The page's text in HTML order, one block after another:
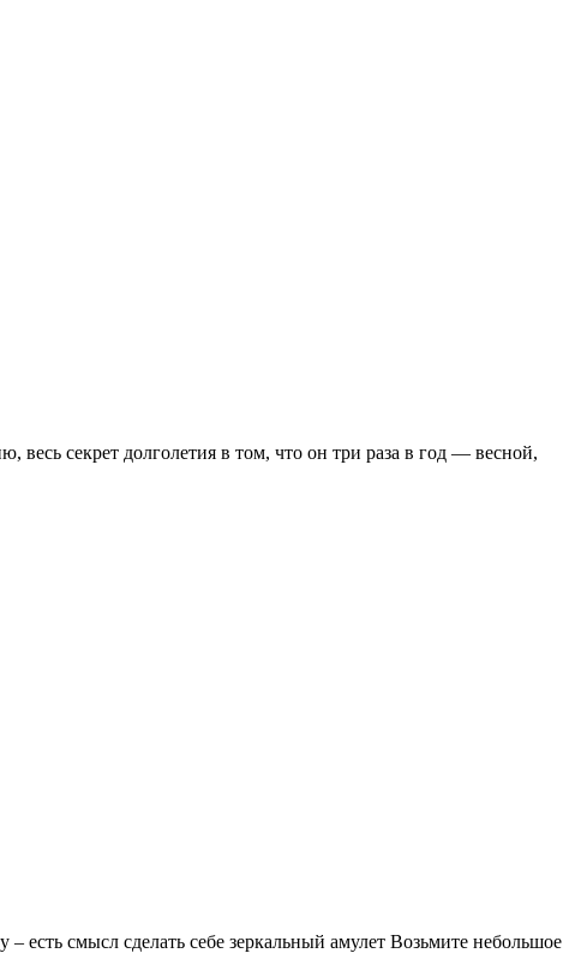
секрет долголетия в том, что он три раза в год — весной,
есть смысл сделать себе зеркальный амулет Возьмите небольшое